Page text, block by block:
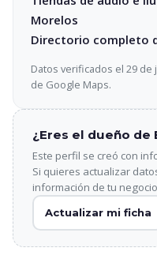
Morelos
Directorio completo
Datos verificados el 29 de
de Google Maps.
¿Eres el dueño de
Este perfil se creó con
Si quieres actualizar
información de tu
Actualizar mi ficha